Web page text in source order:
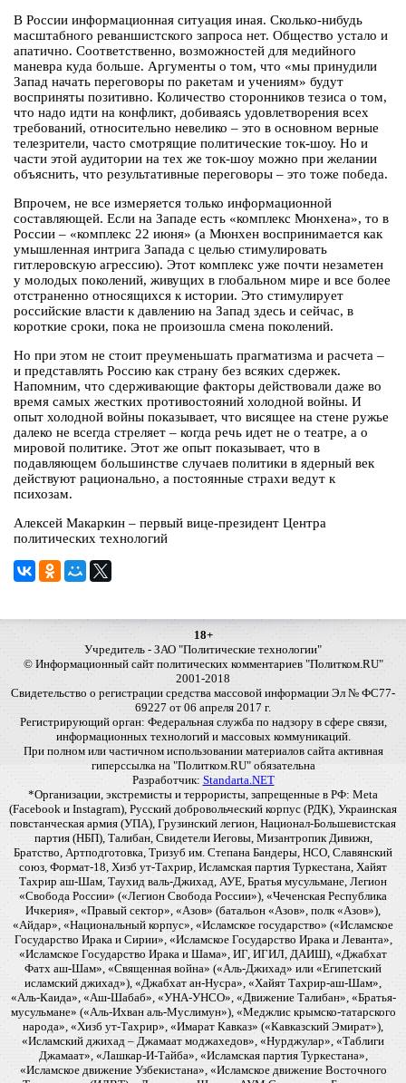
В России информационная ситуация иная. Сколько-нибудь
масштабного реваншистского запроса нет. Общество устало и
апатично. Соответственно, возможностей для медийного
маневра куда больше. Аргументы о том, что «мы принудили
Запад начать переговоры по ракетам и учениям» будут
восприняты позитивно. Количество сторонников тезиса о том,
что надо идти на конфликт, добиваясь удовлетворения всех
требований, относительно невелико – это в основном верные
телезрители, часто смотрящие политические ток-шоу. Но и
части этой аудитории на тех же ток-шоу можно при желании
объяснить, что результативные переговоры – это тоже победа.
Впрочем, не все измеряется только информационной
составляющей. Если на Западе есть «комплекс Мюнхена», то в
России – «комплекс 22 июня» (а Мюнхен воспринимается как
умышленная интрига Запада с целью стимулировать
гитлеровскую агрессию). Этот комплекс уже почти незаметен
у молодых поколений, живущих в глобальном мире и все более
отстраненно относящихся к истории. Это стимулирует
российские власти к давлению на Запад здесь и сейчас, в
короткие сроки, пока не произошла смена поколений.
Но при этом не стоит преуменьшать прагматизма и расчета –
и представлять Россию как страну без всяких сдержек.
Напомним, что сдерживающие факторы действовали даже во
время самых жестких противостояний холодной войны. И
опыт холодной войны показывает, что висящее на стене ружье
далеко не всегда стреляет – когда речь идет не о театре, а о
мировой политике. Этот же опыт показывает, что в
подавляющем большинстве случаев политики в ядерный век
действуют рационально, а постоянные страхи ведут к
психозам.
Алексей Макаркин – первый вице-президент Центра
политических технологий
18+
Учредитель - ЗАО "Политические технологии"
© Информационный сайт политических комментариев "Политком.RU"
2001-2018
Свидетельство о регистрации средства массовой информации Эл № ФС77-
69227 от 06 апреля 2017 г.
Регистрирующий орган: Федеральная служба по надзору в сфере связи,
информационных технологий и массовых коммуникаций.
При полном или частичном использовании материалов сайта активная
гиперссылка на "Политком.RU" обязательна
Разработчик: Standarta.NET
*Организации, экстремисты и террористы, запрещенные в РФ: Meta
(Facebook и Instagram), Русский добровольческий корпус (РДК), Украинская
повстанческая армия (УПА), Грузинский легион, Национал-Большевистская
партия (НБП), Талибан, Свидетели Иеговы, Мизантропик Дивижн,
Братство, Артподготовка, Тризуб им. Степана Бандеры, НСО, Славянский
союз, Формат-18, Хизб ут-Тахрир, Исламская партия Туркестана, Хайят
Тахрир аш-Шам, Таухид валь-Джихад, АУЕ, Братья мусульмане, Легион
«Свобода России» («Легион Свобода России»), «Чеченская Республика
Ичкерия», «Правый сектор», «Азов» (батальон «Азов», полк «Азов»),
«Айдар», «Национальный корпус», «Исламское государство» («Исламское
Государство Ирака и Сирии», «Исламское Государство Ирака и Леванта»,
«Исламское Государство Ирака и Шама», ИГ, ИГИЛ, ДАИШ), «Джабхат
Фатх аш-Шам», «Священная война» («Аль-Джихад» или «Египетский
исламский джихад»), «Джабхат ан-Нусра», «Хайят Тахрир-аш-Шам»,
«Аль-Каида», «Аш-Шабаб», «УНА-УНСО», «Движение Талибан», «Братья-
мусульмане» («Аль-Ихван аль-Муслимун»), «Меджлис крымско-татарского
народа», «Хизб ут-Тахрир», «Имарат Кавказ» («Кавказский Эмират»),
«Исламский джихад – Джамаат моджахедов», «Нурджулар», «Таблиги
Джамаат», «Лашкар-И-Тайба», «Исламская партия Туркестана»,
«Исламское движение Узбекистана», «Исламское движение Восточного